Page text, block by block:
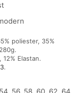
poliester, 35%
Elastan.
.